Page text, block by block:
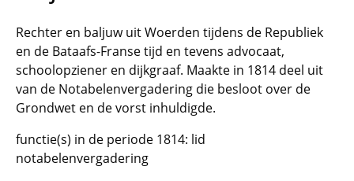
Rechter en baljuw uit Woerden tijdens de Republiek
en de Bataafs-Franse tijd en tevens advocaat,
schoolopziener en dijkgraaf. Maakte in 1814 deel uit
van de Notabelenvergadering die besloot over de
Grondwet en de vorst inhuldigde.
functie(s) in de periode 1814: lid
notabelenvergadering